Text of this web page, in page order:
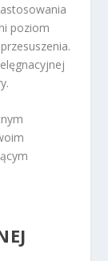
poziom